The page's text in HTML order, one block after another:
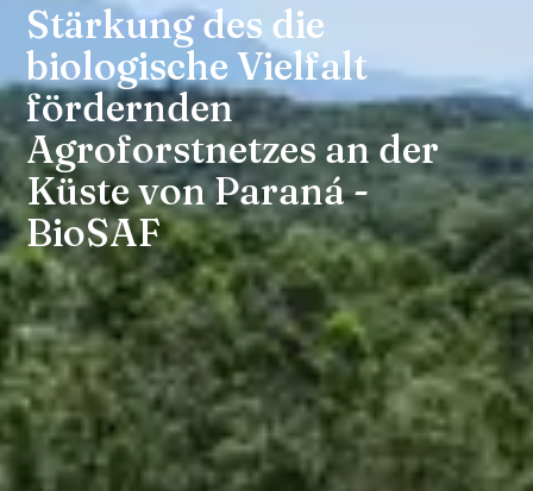
Stärkung des die
biologische Vielfalt
fördernden
Agroforstnetzes an der
Küste von Paraná -
BioSAF